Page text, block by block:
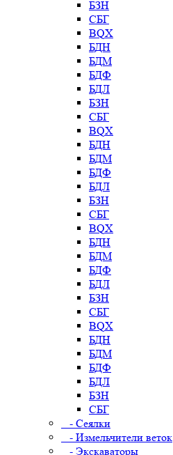
БЗН
СБГ
BQX
БДН
БДМ
БДФ
БДЛ
БЗН
СБГ
BQX
БДН
БДМ
БДФ
БДЛ
БЗН
СБГ
BQX
БДН
БДМ
БДФ
БДЛ
БЗН
СБГ
BQX
БДН
БДМ
БДФ
БДЛ
БЗН
СБГ
- Сеялки
- Измельчители веток
- Экскаваторы